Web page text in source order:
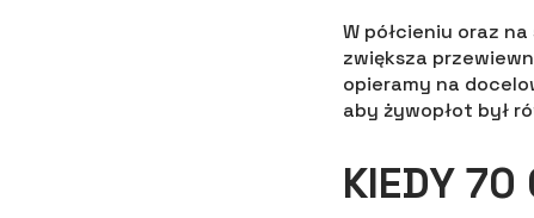
W półcieniu oraz
zwiększa
opieramy na
aby żywopłot był
KIEDY 70